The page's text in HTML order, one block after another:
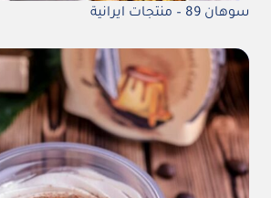
سوهان 89 – منتجات ايرانية